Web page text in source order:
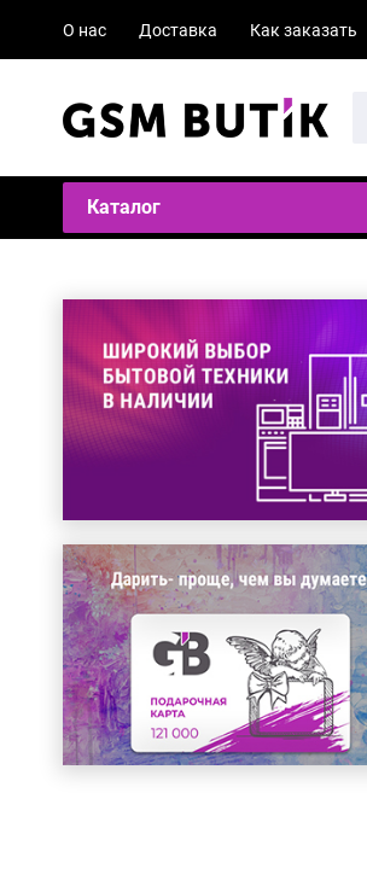
О нас Доставка Как заказать
Каталог